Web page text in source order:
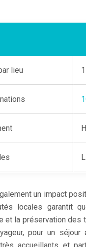
lieu
un impact
locales garantit
et la préservation des
pour un